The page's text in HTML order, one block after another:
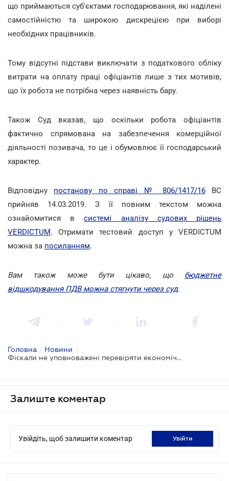
що приймаються суб'єктами господарювання, які наділені
самостійністю та широкою дискрецією при виборі
необхідних працівників.
Тому відсутні підстави виключати з податкового обліку
витрати на оплату праці офіціантів лише з тих мотивів,
що їх робота не потрібна через наявність бару.
Також Суд вказав, що оскільки робота офіціантів
фактично спрямована на забезпечення комерційної
діяльності позивача, то це і обумовлює її господарський
характер.
Відповідну постанову по справі № 806/1417/16ВС
прийняв 14.03.2019. З її повним текстом можна
ознайомитися всистемі аналізу судових рішень
VERDICTUM. Отримати тестовий доступ у VERDICTUM
можна за посиланням.
Вам також може бути цікаво, що бюджетне
відшкодування ПДВ можна стягнути через суд.
Головна / Новини /
Фіскали не уповноважені перевіряти економічну доцільність рішень платників податків
Залиште коментар
Увійдіть, щоб залишити коментар увійти